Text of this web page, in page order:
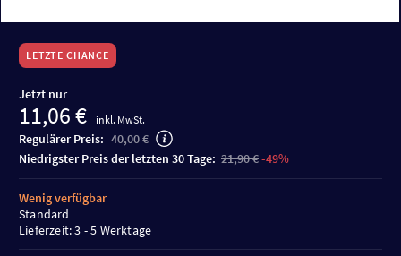
LETZTE CHANCE
Jetzt nur
11,06 € inkl. MwSt.
Regulärer Preis: 40,00 €
niedrigster Preis der letzten 30 Tage: 21,90 €-49%
Wenig verfügbar
Standard
Lieferzeit: 3 - 5 Werktage